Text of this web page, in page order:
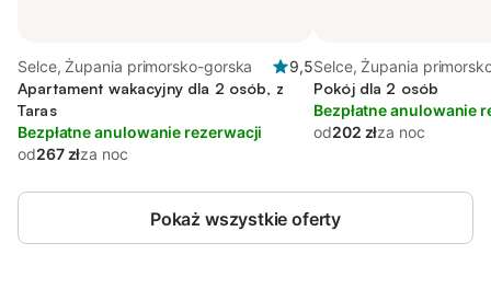
Selce, Żupania primorsko-gorska
9,5
Apartament wakacyjny dla 2 osób, z
Taras
Bezpłatne anulowanie rezerwacji
od267 złza noc
Selce, Żupania
Pokój dla 2 osób
Bezpłatne anulowanie
od202 złza noc
Pokaż wszystkie oferty